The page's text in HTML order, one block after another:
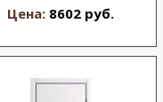
Цена: 8602 руб.